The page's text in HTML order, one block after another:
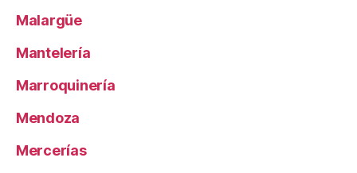
Malargüe
Mantelería
Marroquinería
Mendoza
Mercerías